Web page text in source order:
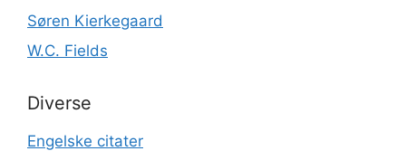
Søren Kierkegaard
W.C. Fields
Diverse
Engelske citater